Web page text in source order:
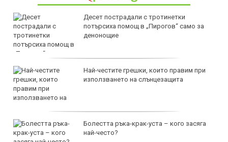
Десет пострадали с тротинетки
потърсиха помощ в „Пирогов“ само за
денонощие
Най-честите грешки, които правим при
използването на слънцезащита
Болестта ръка-крак-уста – кого засяга
най-често?